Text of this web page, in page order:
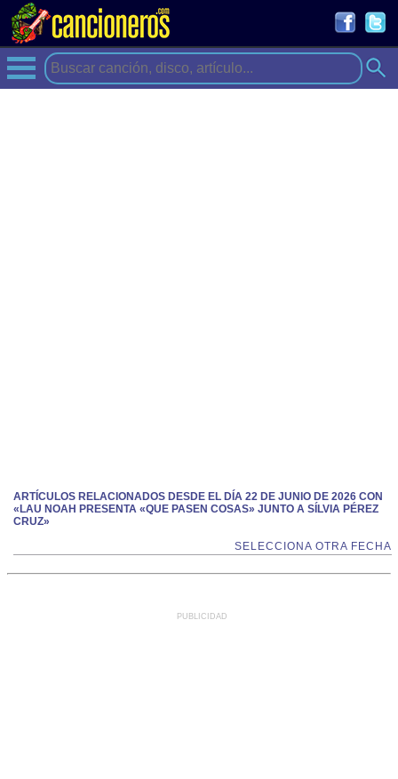
ARTÍCULOS RELACIONADOS DESDE EL DÍA 22 DE JUNIO DE 2026 CON
«LAU NOAH PRESENTA «QUE PASEN COSAS» JUNTO A SÍLVIA PÉREZ
CRUZ»
SELECCIONA OTRA FECHA
PUBLICIDAD